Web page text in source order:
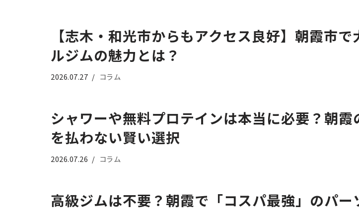
【志木・和光市からもアクセス良好】朝霞市
ルジムの魅力とは？
2026.07.27 コラム
シャワーや無料プロテインは本当に必要？朝霞
を払わない賢い選択
2026.07.26 コラム
高級ジムは不要？朝霞で「コスパ最強」のパ